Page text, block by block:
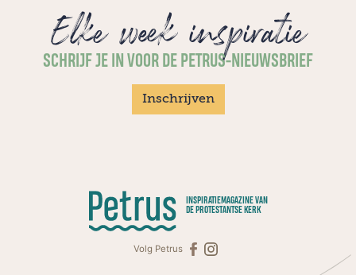
Elke week inspiratie
SCHRIJF JE IN VOOR DE PETRUS-NIEUWSBRIEF
Inschrijven
INSPIRATIEMAGAZINE VAN
DE PROTESTANTSE KERK
Volg Petrus